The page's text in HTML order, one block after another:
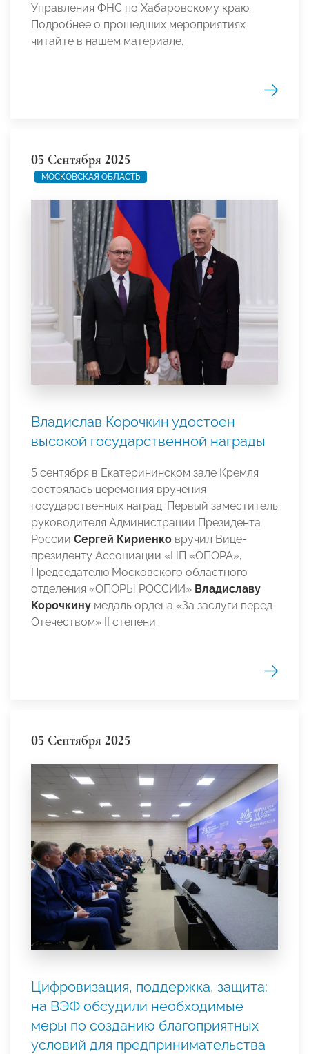
Управления ФНС по Хабаровскому краю.
Подробнее о прошедших мероприятиях
читайте в нашем материале.
05 Сентября 2025
МОСКОВСКАЯ ОБЛАСТЬ
Владислав Корочкин удостоен
высокой государственной награды
5 сентября в Екатерининском зале Кремля
состоялась церемония вручения
государственных наград. Первый заместитель
руководителя Администрации Президента
России Сергей Кириенко вручил Вице-
президенту Ассоциации «НП «ОПОРА»,
Председателю Московского областного
отделения «ОПОРЫ РОССИИ» Владиславу
Корочкину медаль ордена «За заслуги перед
Отечеством» II степени.
05 Сентября 2025
Цифровизация, поддержка, защита:
на ВЭФ обсудили необходимые
меры по созданию благоприятных
условий для предпринимательства